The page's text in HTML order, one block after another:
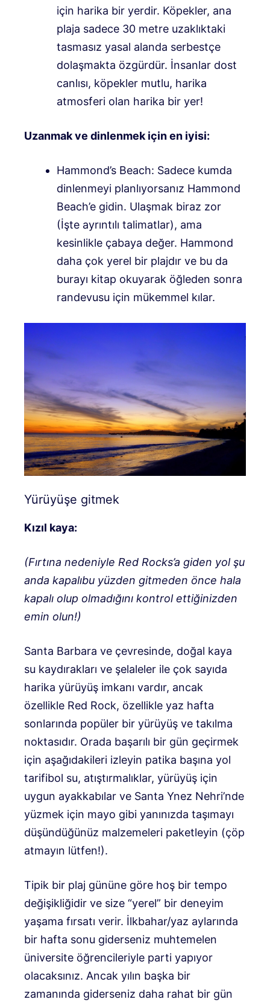
için harika bir yerdir. Köpekler, ana
plaja sadece 30 metre uzaklıktaki
tasmasız yasal alanda serbestçe
dolaşmakta özgürdür. İnsanlar dost
canlısı, köpekler mutlu, harika
atmosferi olan harika bir yer!
Uzanmak ve dinlenmek için en iyisi:
Hammond’s Beach: Sadece kumda
dinlenmeyi planlıyorsanız Hammond
Beach’e gidin. Ulaşmak biraz zor
(İşte ayrıntılı talimatlar), ama
kesinlikle çabaya değer. Hammond
daha çok yerel bir plajdır ve bu da
burayı kitap okuyarak öğleden sonra
randevusu için mükemmel kılar.
Yürüyüşe gitmek
Kızıl kaya:
(Fırtına nedeniyle Red Rocks’a giden yol şu
anda kapalıbu yüzden gitmeden önce hala
kapalı olup olmadığını kontrol ettiğinizden
emin olun!)
Santa Barbara ve çevresinde, doğal kaya
su kaydırakları ve şelaleler ile çok sayıda
harika yürüyüş imkanı vardır, ancak
özellikle Red Rock, özellikle yaz hafta
sonlarında popüler bir yürüyüş ve takılma
noktasıdır. Orada başarılı bir gün geçirmek
için aşağıdakileri izleyin patika başına yol
tarifibol su, atıştırmalıklar, yürüyüş için
uygun ayakkabılar ve Santa Ynez Nehri’nde
yüzmek için mayo gibi yanınızda taşımayı
düşündüğünüz malzemeleri paketleyin (çöp
atmayın lütfen!).
Tipik bir plaj gününe göre hoş bir tempo
değişikliğidir ve size “yerel” bir deneyim
yaşama fırsatı verir. İlkbahar/yaz aylarında
bir hafta sonu giderseniz muhtemelen
üniversite öğrencileriyle parti yapıyor
olacaksınız. Ancak yılın başka bir
zamanında giderseniz daha rahat bir gün